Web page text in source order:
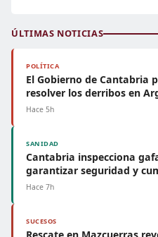
ÚLTIMAS NOTICIAS
POLÍTICA
El Gobierno de Cantabria
resolver los derribos en
Hace 5h
SANIDAD
Cantabria inspecciona
garantizar seguridad y
Hace 7h
SUCESOS